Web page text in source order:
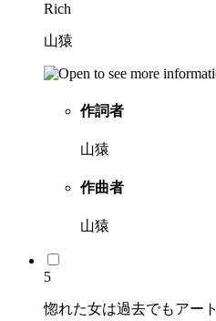
Rich
山猿
作詞者
山猿
作曲者
山猿
5
惚れた女は過去でもアート